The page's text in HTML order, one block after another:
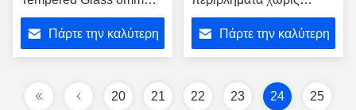
10mm 12mm Thk Clear
Πάρτε την καλύτερη
πλαίσιο μεταξένια
εκτύπωση
Πάρτε την καλύτερη
20 21 22 23 24 25